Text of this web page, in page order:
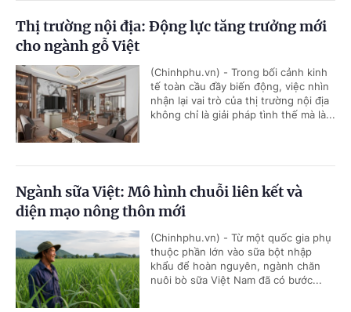
Thị trường nội địa: Động lực tăng trưởng mới
cho ngành gỗ Việt
(Chinhphu.vn) - Trong bối cảnh kinh
tế toàn cầu đầy biến động, việc nhìn
nhận lại vai trò của thị trường nội địa
không chỉ là giải pháp tình thế mà là...
Ngành sữa Việt: Mô hình chuỗi liên kết và
diện mạo nông thôn mới
(Chinhphu.vn) - Từ một quốc gia phụ
thuộc phần lớn vào sữa bột nhập
khẩu để hoàn nguyên, ngành chăn
nuôi bò sữa Việt Nam đã có bước...